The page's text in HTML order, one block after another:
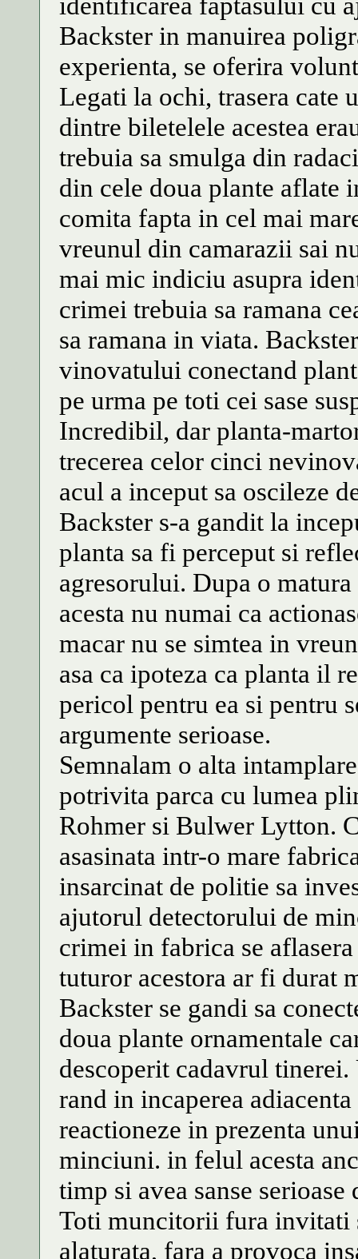
Backster in manuirea
experienta, se oferira
Legati la ochi, trasera cate
dintre biletelele acestea
trebuia sa smulga din
din cele doua plante aflate
comita fapta in cel mai
vreunul din camarazii sai
mai mic indiciu asupra
crimei trebuia sa ramana
sa ramana in viata.
vinovatului conectand
pe urma pe toti cei sase
Incredibil, dar planta-
trecerea celor cinci
acul a inceput sa oscileze
Backster s-a gandit la
planta sa fi perceput si
agresorului. Dupa o
acesta nu numai ca
macar nu se simtea in
asa ca ipoteza ca planta il
pericol pentru ea si pentru
argumente serioase.
Semnalam o alta
potrivita parca cu lumea
Rohmer si Bulwer Lytton.
asasinata intr-o mare
insarcinat de politie sa
ajutorul detectorului de
crimei in fabrica se
tuturor acestora ar fi durat
Backster se gandi sa
doua plante ornamentale
descoperit cadavrul
rand in incaperea
reactioneze in prezenta
minciuni. in felul acesta
timp si avea sanse serioase
Toti muncitorii fura invitati
alaturata, fara a provoca